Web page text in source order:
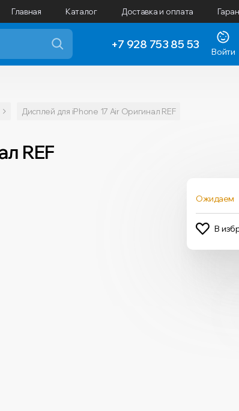
Главная Каталог Доставка и оплата
+7 928 753 85 53
Войти
Дисплей для iPhone 17 Air Оригинал REF
REF
Ожидаем
В